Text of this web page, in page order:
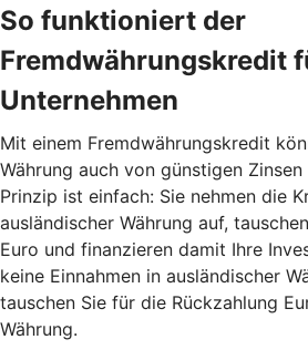
So funktioniert der
Fremdwährungskredit
Unternehmen
Mit einem Fremdwährungskredit
Währung auch von günstigen
Prinzip ist einfach: Sie nehmen die
ausländischer Währung auf,
Euro und finanzieren damit Ihre
keine Einnahmen in ausländischer
tauschen Sie für die Rückzahlung
Währung.